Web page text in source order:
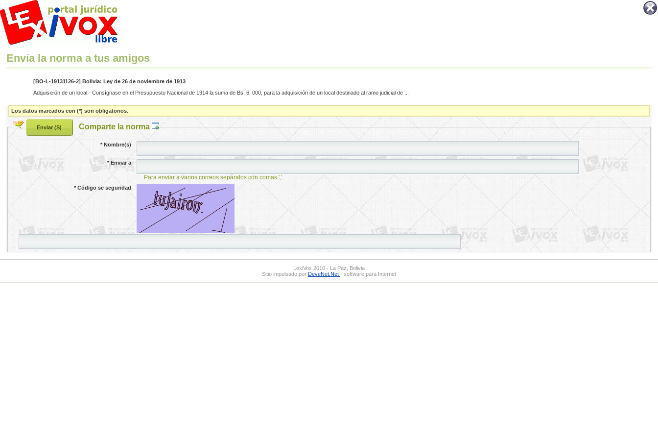
Envía la norma a tus amigos
[BO-L-19131126-2] Bolivia: Ley de 26 de noviembre de 1913
Adquisición de un local.- Consígnase en el Presupuesto Nacional de 1914 la suma de Bs. 6, 000, para la adquisición de un local destinado al ramo judicial de ...
Los datos marcados con (*) son obligatorios.
Comparte la norma
*Nombre(s)
*Enviar a
Para enviar a varios correos sepáralos con comas ','.
*Código se seguridad
LexiVox 2010 - La Paz, Bolivia
Sitio impulsado por DeveNet.Net - software para Internet